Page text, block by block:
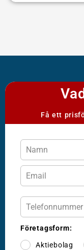
Få ett
Företagsform:
Aktiebolag